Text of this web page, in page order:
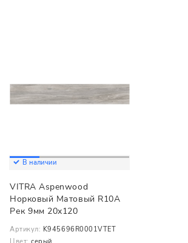
В наличии
VITRA Aspenwood
Норковый Матовый R10A
Рек 9мм 20x120
Артикул: K945696R0001VTET